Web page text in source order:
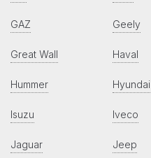
GAZ Geely
Great Wall Haval
Hummer Hyundai
Isuzu Iveco
Jaguar Jeep